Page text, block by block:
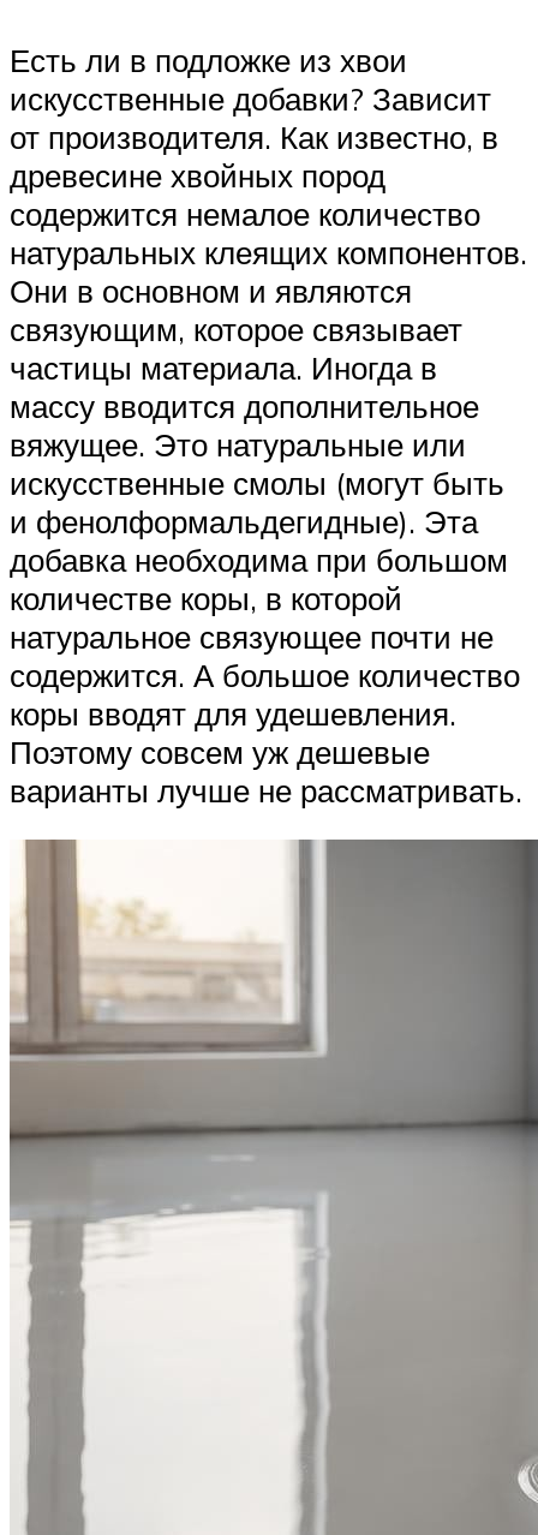
Есть ли в подложке из хвои
искусственные добавки? Зависит
от производителя. Как известно, в
древесине хвойных пород
содержится немалое количество
натуральных клеящих компонентов.
Они в основном и являются
связующим, которое связывает
частицы материала. Иногда в
массу вводится дополнительное
вяжущее. Это натуральные или
искусственные смолы (могут быть
и фенолформальдегидные). Эта
добавка необходима при большом
количестве коры, в которой
натуральное связующее почти не
содержится. А большое количество
коры вводят для удешевления.
Поэтому совсем уж дешевые
варианты лучше не рассматривать.